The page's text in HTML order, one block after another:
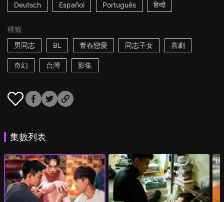
Deutsch Español Português हिन्दी
標籤
男同志
BL 青春戀愛 同志子女 喜劇
奇幻 台灣 影集
集數列表